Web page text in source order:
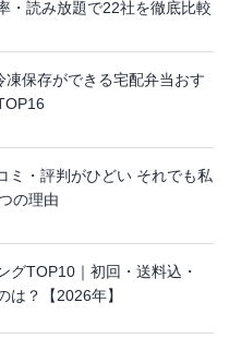
・読み放題で22社を徹底比較
凍保存ができる宅配弁当おす
ミ・評判がひどい それでも私
の理由
グTOP10｜初回・送料込・
は？【2026年】